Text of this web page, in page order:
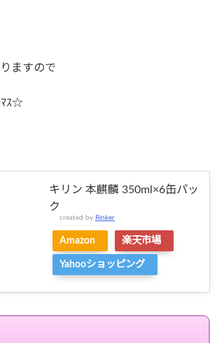
ますので
ﾏｽ☆
キリン 本麒麟 350ml×6缶パッ
ク
created by Rinker
Amazon 楽天市場
Yahooショッピング